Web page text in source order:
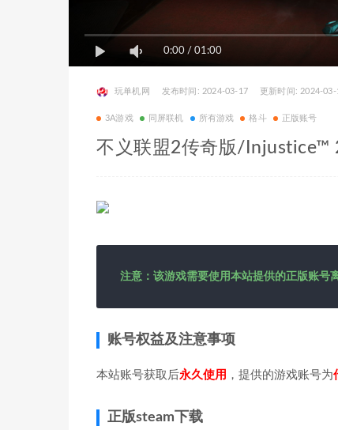
0:00 / 01:00
玩单机网 发布时间: 2024-03-17 更新时间: 2024-03-
3A游戏 同屏联机 所有游戏 格斗 正版账号
不义联盟2传奇版/Injustice™
注意：该游戏需要使用本站提供的正版账号
账号权益及注意事项
本站账号获取后永久使用 ，提供的游戏账号为
正版steam下载